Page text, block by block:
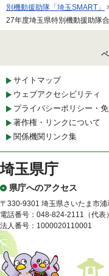
別機動援助隊「埼玉SMART」
27年度埼玉県特別機動援助隊
サイトマップ
ウェブアクセシビリティ
プライバシーポリシー・
著作権・リンクについて
関係機関リンク集
埼玉県庁
県庁へのアクセス
〒330-9301 埼玉県さいたま市
電話番号：048-824-2111（代表）
法人番号：1000020110001